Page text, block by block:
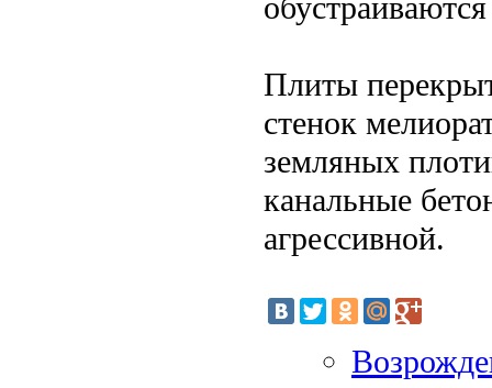
Плиты
стенок
земляных
канальные
агрессивной.